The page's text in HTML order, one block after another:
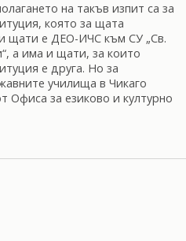
на такъв изпит са за
която за щата
щати е ДЕО-ИЧС към СУ „Св.
а има и щати, за които
е друга. Но за
училища в Чикаго
Офиса за езиково и културно